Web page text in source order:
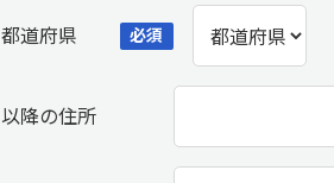
都道府県 必須
以降の住所